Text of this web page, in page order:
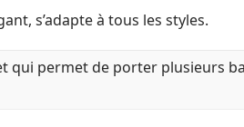
s’adapte à tous les styles.
qui permet de porter plusieurs